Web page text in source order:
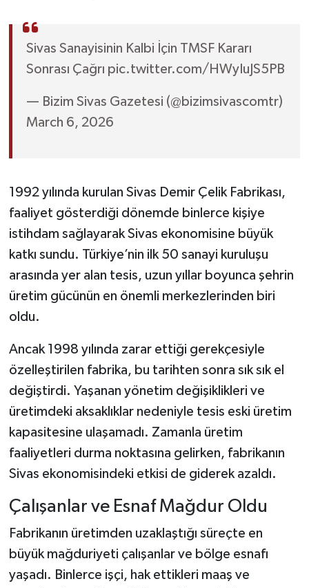
Sivas Sanayisinin Kalbi İçin TMSF Kararı
Sonrası Çağrı pic.twitter.com/HWyIuJS5PB
— Bizim Sivas Gazetesi (@bizimsivascomtr)
March 6, 2026
1992 yılında kurulan Sivas Demir Çelik Fabrikası,
faaliyet gösterdiği dönemde binlerce kişiye
istihdam sağlayarak Sivas ekonomisine büyük
katkı sundu. Türkiye’nin ilk 50 sanayi kuruluşu
arasında yer alan tesis, uzun yıllar boyunca şehrin
üretim gücünün en önemli merkezlerinden biri
oldu.
Ancak 1998 yılında zarar ettiği gerekçesiyle
özelleştirilen fabrika, bu tarihten sonra sık sık el
değiştirdi. Yaşanan yönetim değişiklikleri ve
üretimdeki aksaklıklar nedeniyle tesis eski üretim
kapasitesine ulaşamadı. Zamanla üretim
faaliyetleri durma noktasına gelirken, fabrikanın
Sivas ekonomisindeki etkisi de giderek azaldı.
Çalışanlar ve Esnaf Mağdur Oldu
Fabrikanın üretimden uzaklaştığı süreçte en
büyük mağduriyeti çalışanlar ve bölge esnafı
yaşadı. Binlerce işçi, hak ettikleri maaş ve